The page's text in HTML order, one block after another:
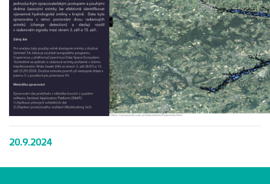
20.9.2024